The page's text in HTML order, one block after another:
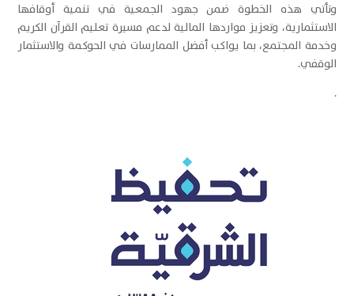
وتأتي هذه الخطوة ضمن جهود الجمعية في تنمية أوقافها
الاستثمارية، وتعزيز مواردها المالية لدعم مسيرة تعليم القرآن الكريم
وخدمة المجتمع، بما يواكب أفضل الممارسات في الحوكمة والاستثمار
الوقفي.
.